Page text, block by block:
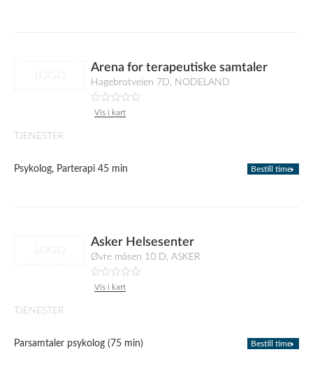
Arena for terapeutiske samtaler
Hagebrotveien 7D, NODELAND
Vis i kart
TJENESTER
Psykolog, Parterapi 45 min Bestill time
Asker Helsesenter
Øvre måsen 10 D, ASKER
Vis i kart
TJENESTER
Parsamtaler psykolog (75 min) Bestill time